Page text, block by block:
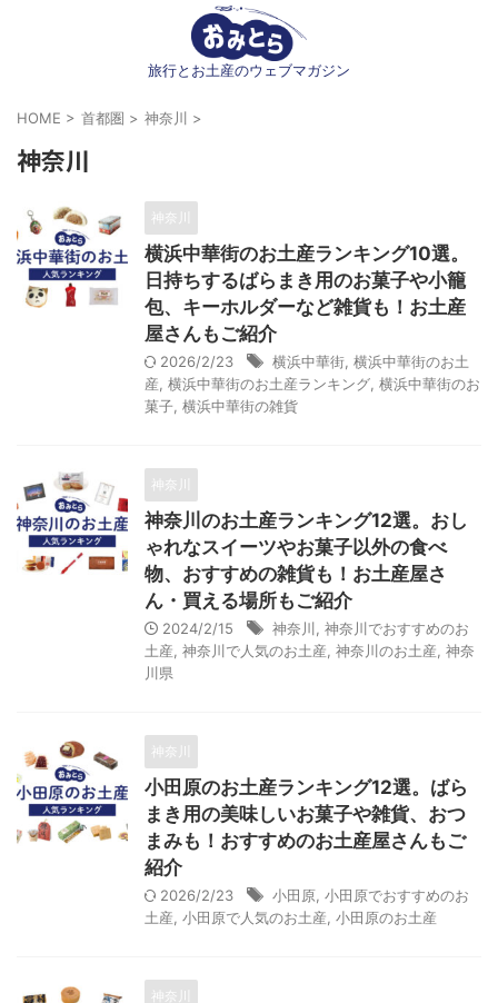
旅行とお土産のウェブマガジン
HOME > 首都圏 > 神奈川 >
神奈川
神奈川
横浜中華街のお土産ランキング10選。
日持ちするばらまき用のお菓子や小籠
包、キーホルダーなど雑貨も！お土産
屋さんもご紹介
2026/2/23 横浜中華街 横浜中華街のお土
産 横浜中華街のお土産ランキング 横浜中華街のお
菓子 横浜中華街の雑貨
神奈川
神奈川のお土産ランキング12選。おし
ゃれなスイーツやお菓子以外の食べ
物、おすすめの雑貨も！お土産屋さ
ん・買える場所もご紹介
2024/2/15 神奈川
神奈川でおすすめのお
土産 神奈川で人気のお土産 神奈川のお土産 神奈
川県
神奈川
小田原のお土産ランキング12選。ばら
まき用の美味しいお菓子や雑貨、おつ
まみも！おすすめのお土産屋さんもご
紹介
2026/2/23 小田原 小田原でおすすめのお
土産 小田原で人気のお土産 小田原のお土産
神奈川